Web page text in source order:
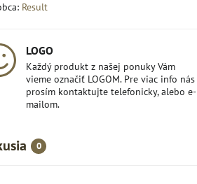
Result
LOGO
Každý produkt z našej ponuky Vám
vieme označiť LOGOM. Pre viac info nás
prosím kontaktujte telefonicky, alebo e-
mailom.
0